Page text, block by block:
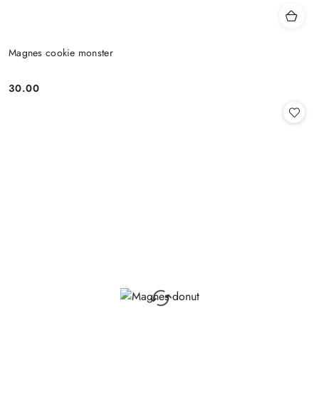
Magnes cookie monster
Cena:
30.00